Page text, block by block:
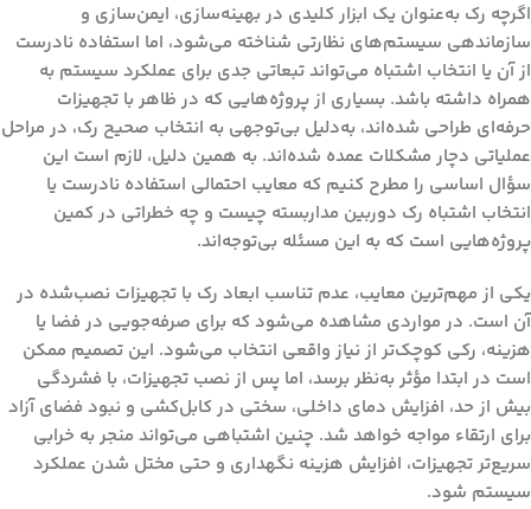
اگرچه رک به‌عنوان یک ابزار کلیدی در بهینه‌سازی، ایمن‌سازی و
سازماندهی سیستم‌های نظارتی شناخته می‌شود، اما استفاده نادرست
از آن یا انتخاب اشتباه می‌تواند تبعاتی جدی برای عملکرد سیستم به
همراه داشته باشد. بسیاری از پروژه‌هایی که در ظاهر با تجهیزات
حرفه‌ای طراحی شده‌اند، به‌دلیل بی‌توجهی به انتخاب صحیح رک، در مراحل
عملیاتی دچار مشکلات عمده شده‌اند. به همین دلیل، لازم است این
سؤال اساسی را مطرح کنیم که معایب احتمالی استفاده نادرست یا
انتخاب اشتباه رک دوربین مداربسته چیست و چه خطراتی در کمین
پروژه‌هایی است که به این مسئله بی‌توجه‌اند.
یکی از مهم‌ترین معایب، عدم تناسب ابعاد رک با تجهیزات نصب‌شده در
آن است. در مواردی مشاهده می‌شود که برای صرفه‌جویی در فضا یا
هزینه، رکی کوچک‌تر از نیاز واقعی انتخاب می‌شود. این تصمیم ممکن
است در ابتدا مؤثر به‌نظر برسد، اما پس از نصب تجهیزات، با فشردگی
بیش از حد، افزایش دمای داخلی، سختی در کابل‌کشی و نبود فضای آزاد
برای ارتقاء مواجه خواهد شد. چنین اشتباهی می‌تواند منجر به خرابی
سریع‌تر تجهیزات، افزایش هزینه نگهداری و حتی مختل شدن عملکرد
سیستم شود.